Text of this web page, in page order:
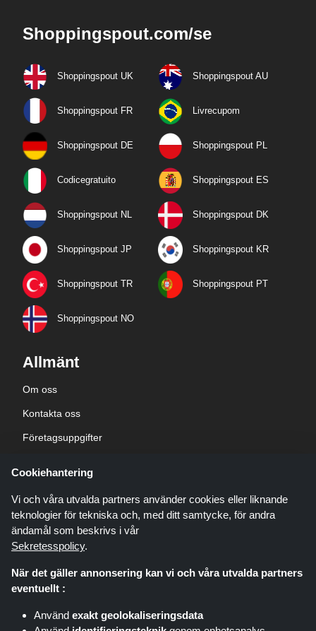
Shoppingspout.com/se
Shoppingspout UK Shoppingspout AU
Shoppingspout FR Livrecupom
Shoppingspout DE Shoppingspout PL
Codicegratuito Shoppingspout ES
Shoppingspout NL Shoppingspout DK
Shoppingspout JP Shoppingspout KR
Shoppingspout TR Shoppingspout PT
Shoppingspout NO
Allmänt
Om oss
Kontakta oss
Företagsuppgifter
Shoppingspout.com/se är en webbplats som presenterar erbjudanden,
personal är inte inblandade när du köper via dessa länkar,
Cookiehantering
Vi och våra utvalda partners använder cookies eller liknande
teknologier för tekniska och, med ditt samtycke, för andra
ändamål som beskrivs i vår
Sekretesspolicy.
När det gäller annonsering kan vi och våra utvalda partners
eventuellt :
Använd exakt geolokaliseringsdata